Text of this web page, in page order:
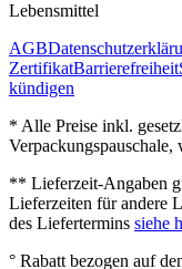
Lebensmittel
AGB
ZertifikatBarrierefreiheit
kündigen
* Alle Preise inkl.
Verpackungspauschale,
** Lieferzeit‐Angaben
Lieferzeiten für andere
des Liefertermins siehe
° Rabatt bezogen auf